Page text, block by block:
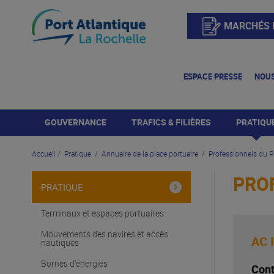
MARCHÉS
ESPACE PRESSE
GOUVERNANCE
Organigramme
Conseil de Développement
Projet stratégique
TRAFICS & FILIÈRES
Produits céréaliers
Produits forestiers
Accès
Sûreté
Accueil / Pratique / Annuaire de la place portuaire / Professionnels du
AC
PRATIQUE
Terminaux et espaces portuaires
Mouvements des navires et accès
nautiques
Bornes d'énergies